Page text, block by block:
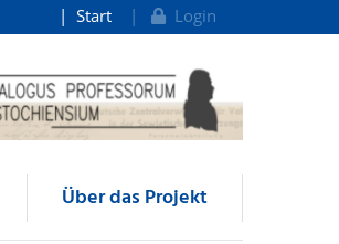
Start Login
Über das Projekt